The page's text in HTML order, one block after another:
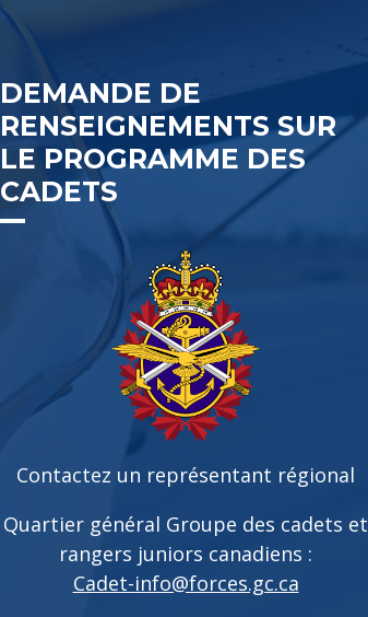
DEMANDE DE
RENSEIGNEMENTS SUR
LE PROGRAMME DES
CADETS
Contactez un représentant régional
Quartier général Groupe des cadets et
rangers juniors canadiens :
Cadet-info@forces.gc.ca